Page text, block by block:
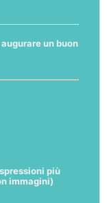
un buon
più
immagini)